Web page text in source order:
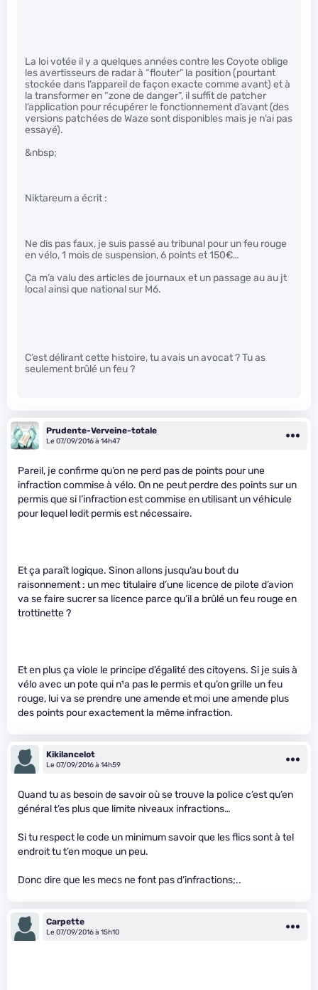
La loi votée il y a quelques années contre les Coyote oblige
les avertisseurs de radar à “flouter” la position (pourtant
stockée dans l’appareil de façon exacte comme avant) et à
la transformer en “zone de danger”, il suffit de patcher
l’application pour récupérer le fonctionnement d’avant (des
versions patchées de Waze sont disponibles mais je n’ai pas
essayé).
&nbsp;
Niktareum a écrit :
Ne dis pas faux, je suis passé au tribunal pour un feu rouge
en vélo, 1 mois de suspension, 6 points et 150€…
Ça m’a valu des articles de journaux et un passage au au jt
local ainsi que national sur M6.
C’est délirant cette histoire, tu avais un avocat ? Tu as
seulement brûlé un feu ?
Prudente-Verveine-totale
Le 07/09/2016 à 14h47
Pareil, je confirme qu’on ne perd pas de points pour une
infraction commise à vélo. On ne peut perdre des points sur un
permis que si l’infraction est commise en utilisant un véhicule
pour lequel ledit permis est nécessaire.
Et ça paraît logique. Sinon allons jusqu’au bout du
raisonnement : un mec titulaire d’une licence de pilote d’avion
va se faire sucrer sa licence parce qu’il a brûlé un feu rouge en
trottinette ?
Et en plus ça viole le principe d’égalité des citoyens. Si je suis à
vélo avec un pote qui n¹a pas le permis et qu’on grille un feu
rouge, lui va se prendre une amende et moi une amende plus
des points pour exactement la même infraction.
Kikilancelot
Le 07/09/2016 à 14h59
Quand tu as besoin de savoir où se trouve la police c’est qu’en
général t’es plus que limite niveaux infractions…
Si tu respect le code un minimum savoir que les flics sont à tel
endroit tu t’en moque un peu.
Donc dire que les mecs ne font pas d’infractions;..
Carpette
Le 07/09/2016 à 15h10